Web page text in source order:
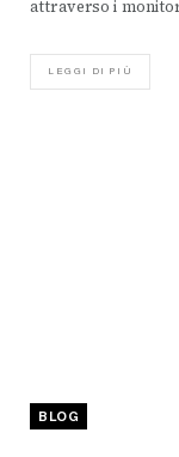
attraverso i
LEGGI DI PIÙ
BLOG